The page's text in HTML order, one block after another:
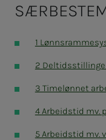
1
2
3 Timelønnet
4 Arbeidstid mv.
5 Arbeidstid mv.